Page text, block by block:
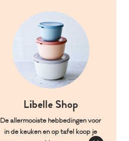
Libelle Shop
De allermooiste hebbedingen voor
in de keuken en op tafel koop je